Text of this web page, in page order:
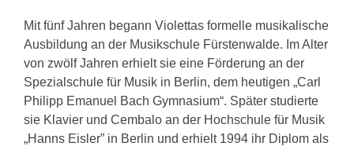
Mit fünf Jahren begann Violettas formelle musikalische
Ausbildung an der Musikschule Fürstenwalde. Im Alter
von zwölf Jahren erhielt sie eine Förderung an der
Spezialschule für Musik in Berlin, dem heutigen „Carl
Philipp Emanuel Bach Gymnasium“. Später studierte
sie Klavier und Cembalo an der Hochschule für Musik
„Hanns Eisler” in Berlin und erhielt 1994 ihr Diplom als